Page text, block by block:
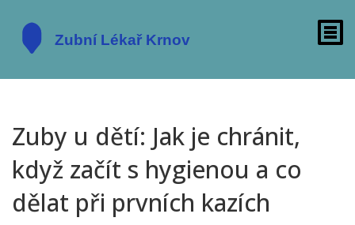
Zuby u dětí: Jak je chránit,
když začít s hygienou a co
dělat při prvních kazích